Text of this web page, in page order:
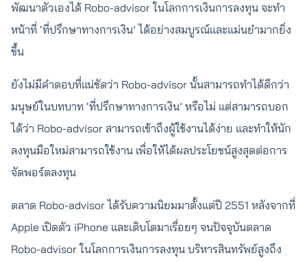
พัฒนาตัวเองได้ Robo-advisor ในโลกการเงินการลงทุน จะทำ
หน้าที่ ‘ที่ปรึกษาทางการเงิน’ ได้อย่างสมบูรณ์และแม่นยำมากยิ่ง
ขึ้น
ยังไม่มีคำตอบที่แน่ชัดว่า Robo-advisor นั้นสามารถทำได้ดีกว่า
มนุษย์ในบทบาท ‘ที่ปรึกษาทางการเงิน’ หรือไม่ แต่สามารถบอก
ได้ว่า Robo-advisor สามารถเข้าถึงผู้ใช้งานได้ง่าย และทำให้นัก
ลงทุนมือใหม่สามารถใช้งาน เพื่อให้ได้ผลประโยชน์สูงสุดต่อการ
จัดพอร์ตลงทุน
ตลาด Robo-advisor ได้รับความนิยมมาตั้งแต่ปี 2551 หลังจากที่
Apple เปิดตัว iPhone และเติบโตมาเรื่อยๆ จนปัจจุบันตลาด
Robo-advisor ในโลกการเงินการลงทุน บริหารสินทรัพย์สูงถึง